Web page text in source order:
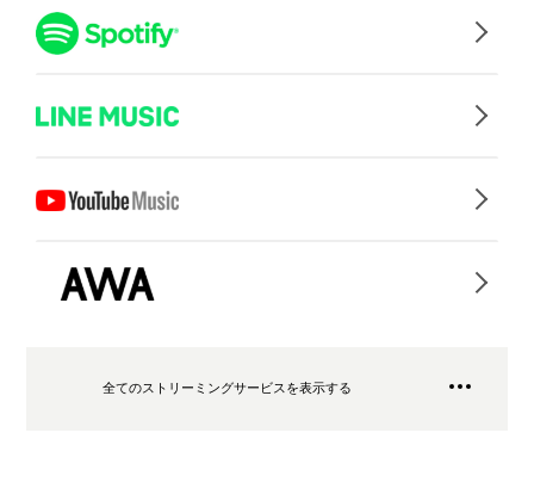
全てのストリーミングサービスを表示する